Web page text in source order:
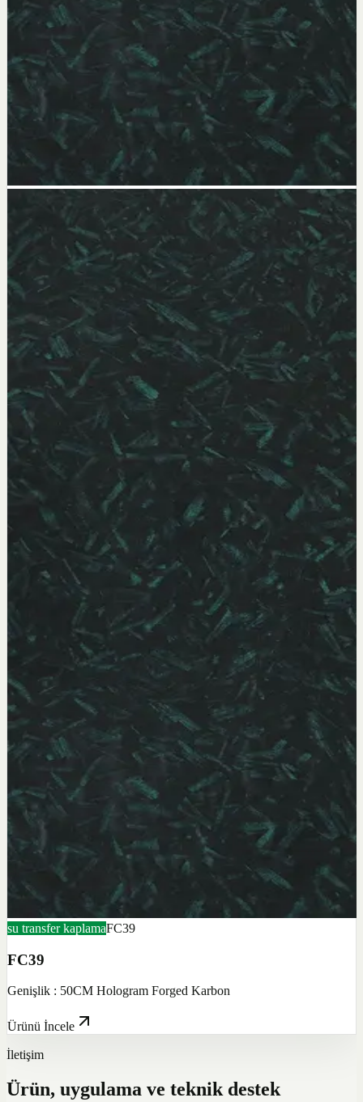
su transfer kaplamaFC39
FC39
Genişlik : 50CM Hologram Forged Karbon
Ürünü İncele
İletişim
Ürün, uygulama ve teknik destek